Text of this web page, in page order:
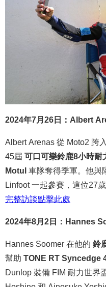
2024年7月26日：Albert
Albert Arenas 從 Moto2 跨
45屆 可口可樂鈴鹿8小時耐
Motul
車隊奪得季軍。他與
Linfoot 一起參賽，這位27
完整訪談點擊此處
2024年8月2日：Hannes
Hannes Soomer 在他的 鈴
幫助 TONE RT Syncedge
Dunlop 裝備 FIM 耐力世界